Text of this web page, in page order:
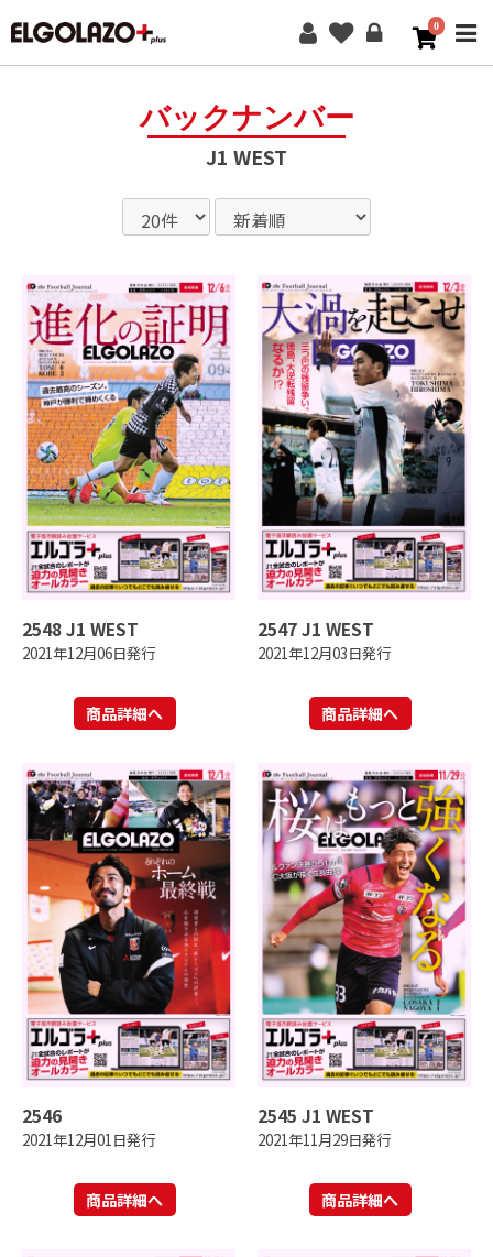
0
バックナンバー
J1 WEST
2548 J1 WEST
2021年12月06日発行
商品詳細へ
2547 J1 WEST
2021年12月03日発行
商品詳細へ
2546
2021年12月01日発行
商品詳細へ
2545 J1 WEST
2021年11月29日発行
商品詳細へ